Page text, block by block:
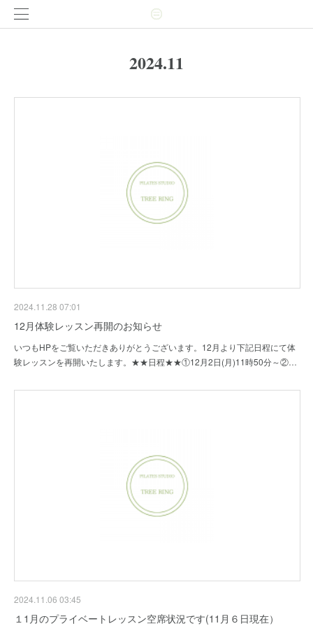
2024.11
2024.11.28 07:01
12月体験レッスン再開のお知らせ
いつもHPをご覧いただきありがとうございます。12月より下記日程にて体
験レッスンを再開いたします。★★日程★★①12月2日(月)11時50分～②…
2024.11.06 03:45
１1月のプライベートレッスン空席状況です(11月６日現在）